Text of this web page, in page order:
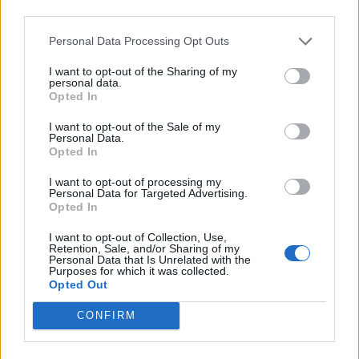
Personal Data Processing Opt Outs
I want to opt-out of the Sharing of my
personal data.
Opted In
I want to opt-out of the Sale of my
Personal Data.
Opted In
I want to opt-out of processing my
Personal Data for Targeted Advertising.
Opted In
I want to opt-out of Collection, Use,
Retention, Sale, and/or Sharing of my
Personal Data that Is Unrelated with the
Purposes for which it was collected.
Opted Out
CONFIRM
In evidenza